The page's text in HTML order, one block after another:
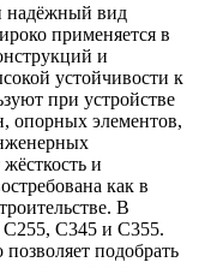
надёжный вид
применяется в
и
устойчивости к
при устройстве
опорных элементов,
и
как в
В
С255, С345 и С355.
подобрать